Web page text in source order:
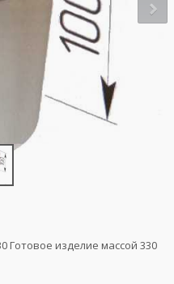
Готовое изделие массой 330